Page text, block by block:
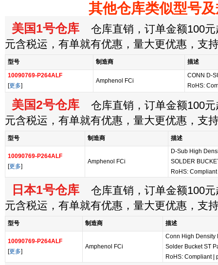
其他仓库类似型号
美国1号仓库 仓库直销，订单金额100元
元含税运，有单就有优惠，量大更优惠，支
型号 制造商
描述
10090769-P264ALF
[更多]
Amphenol FCi
CONN D-
RoHS:
美国2号仓库 仓库直销，订单金额100元
元含税运，有单就有优惠，量大更优惠，支
型号 制造商 描述
10090769-P264ALF
[更多]
Amphenol FCi
D-Sub High
SOLDER
RoHS: Compliant
日本1号仓库 仓库直销，订单金额100元
元含税运，有单就有优惠，量大更优惠，支
型号 制造商 描述
10090769-P264ALF
[更多]
Amphenol FCi
Conn High Density
Solder Bucket ST
RoHS: Compliant